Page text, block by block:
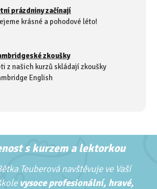
prázdniny začínají
krásné a pohodové léto!
zkoušky
z našich kurzů skládají zkoušky
English
s kurzem a lektorkou
Teuberová navštěvuje ve Vaší
vysoce profesionální, hravé,